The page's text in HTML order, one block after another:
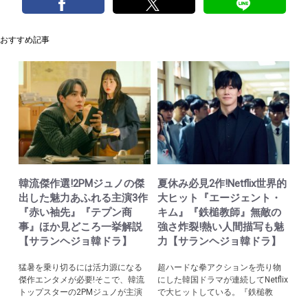
おすすめ記事
韓流傑作選!2PMジュノの傑
出した魅力あふれる主演3作
『赤い袖先』『テプン商
事』ほか見どころ一挙解説
【サランヘジョ韓ドラ】
猛暑を乗り切るには活力源になる
傑作エンタメが必要!そこで、韓流
トップスターの2PMジュノが主演
夏休み必見2作!Netflix世界的
大ヒット『エージェント・
キム』『鉄槌教師』無敵の
強さ炸裂!熱い人間描写も魅
力【サランヘジョ韓ドラ】
超ハードな拳アクションを売り物
にした韓国ドラマが連続してNetflix
で大ヒットしている。『鉄槌教